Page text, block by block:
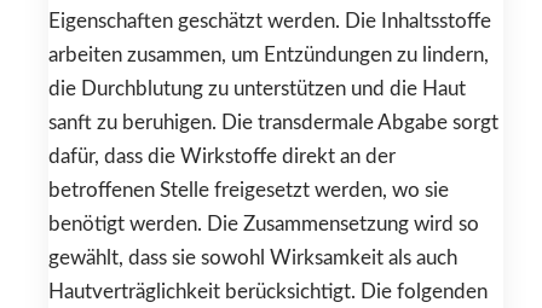
Eigenschaften geschätzt werden. Die Inhaltsstoffe
arbeiten zusammen, um Entzündungen zu lindern,
die Durchblutung zu unterstützen und die Haut
sanft zu beruhigen. Die transdermale Abgabe sorgt
dafür, dass die Wirkstoffe direkt an der
betroffenen Stelle freigesetzt werden, wo sie
benötigt werden. Die Zusammensetzung wird so
gewählt, dass sie sowohl Wirksamkeit als auch
Hautverträglichkeit berücksichtigt. Die folgenden